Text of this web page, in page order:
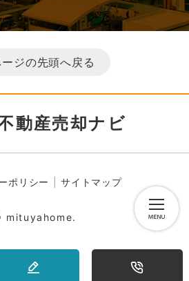
ジの先頭へ戻る
動産売却ナビ
ポリシー サイトマップ
mituyahome.